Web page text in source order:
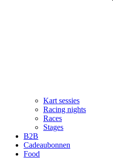
Kart sessies
Racing nights
Races
Stages
B2B
Cadeaubonnen
Food